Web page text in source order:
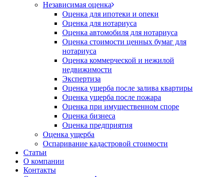
Независимая оценка
Оценка для ипотеки и опеки
Оценка для нотариуса
Оценка автомобиля для нотариуса
Оценка стоимости ценных бумаг для
нотариуса
Оценка коммерческой и нежилой
недвижимости
Экспертиза
Оценка ущерба после залива квартиры
Оценка ущерба после пожара
Оценка при имущественном споре
Оценка бизнеса
Оценка предприятия
Оценка ущерба
Оспаривание кадастровой стоимости
Статьи
О компании
Контакты